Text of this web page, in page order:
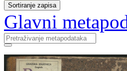
Sortiranje zapisa
Glavni